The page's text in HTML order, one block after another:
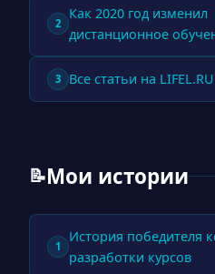
2
Как 2020 год изменил
дистанционное
3 Все статьи на LIFEL.RU
📝Мои истории
1
История победителя
разработки курсов